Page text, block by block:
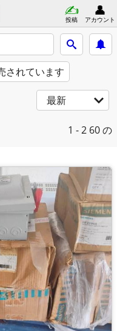
投稿 アカウント
されています
最新
1 - 2 60 の